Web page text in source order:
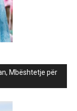
Mbështetje për